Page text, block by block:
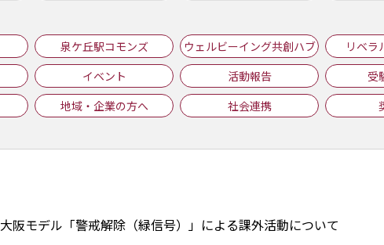
泉ケ丘駅コモンズ ウェルビーイング共創ハブ
リベラ
イベント 活動報告
受
地域・企業の方へ 社会連携
大阪モデル「警戒解除（緑信号）」による課外活動について